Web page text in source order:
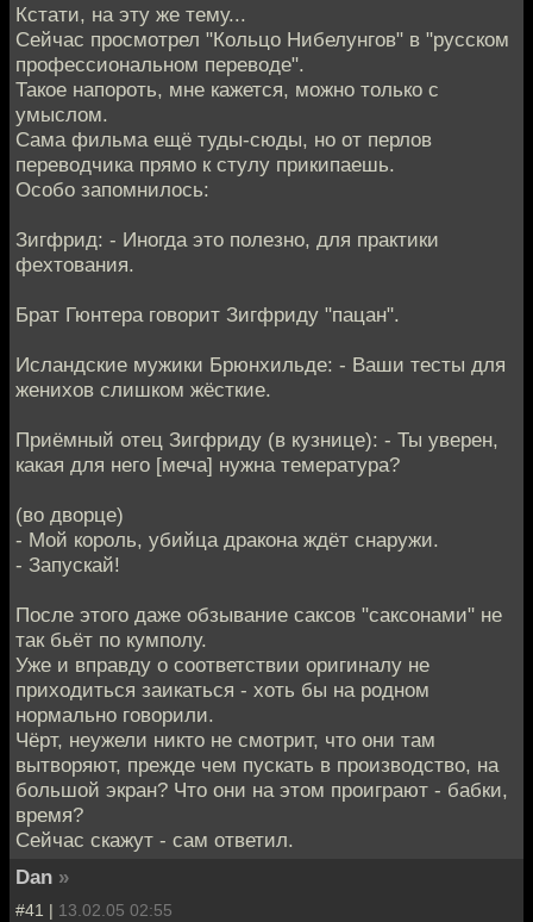
Кстати, на эту же тему...
Сейчас просмотрел "Кольцо Нибелунгов" в "русском
профессиональном переводе".
Такое напороть, мне кажется, можно только с
умыслом.
Сама фильма ещё туды-сюды, но от перлов
переводчика прямо к стулу прикипаешь.
Особо запомнилось:
Зигфрид: - Иногда это полезно, для практики
фехтования.
Брат Гюнтера говорит Зигфриду "пацан".
Исландские мужики Брюнхильде: - Ваши тесты для
женихов слишком жёсткие.
Приёмный отец Зигфриду (в кузнице): - Ты уверен,
какая для него [меча] нужна темература?
(во дворце)
- Мой король, убийца дракона ждёт снаружи.
- Запускай!
После этого даже обзывание саксов "саксонами" не
так бьёт по кумполу.
Уже и вправду о соответствии оригиналу не
приходиться заикаться - хоть бы на родном
нормально говорили.
Чёрт, неужели никто не смотрит, что они там
вытворяют, прежде чем пускать в производство, на
большой экран? Что они на этом проиграют - бабки,
время?
Сейчас скажут - сам ответил.
Dan »
#41 | 13.02.05 02:55